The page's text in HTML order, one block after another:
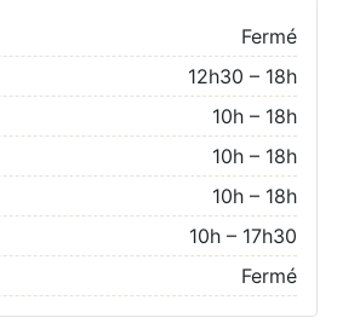
Fermé
12h30 – 18h
10h – 18h
10h – 18h
10h – 18h
10h – 17h30
Fermé